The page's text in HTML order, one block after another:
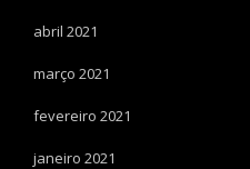
abril 2021
março 2021
fevereiro 2021
janeiro 2021